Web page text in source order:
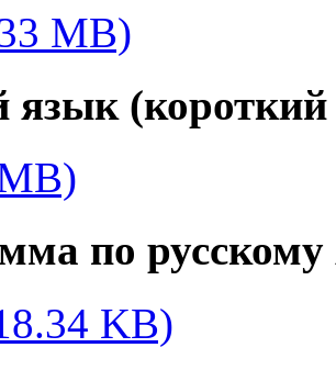
MB)
язык
по русскому
KB)